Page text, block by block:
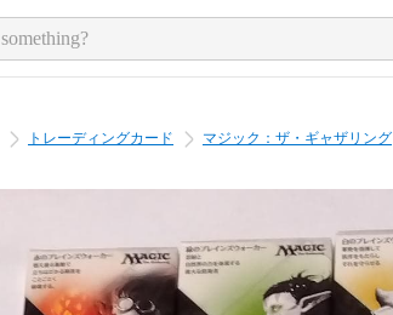
トレーディングカード マジック：ザ・ギャザリング